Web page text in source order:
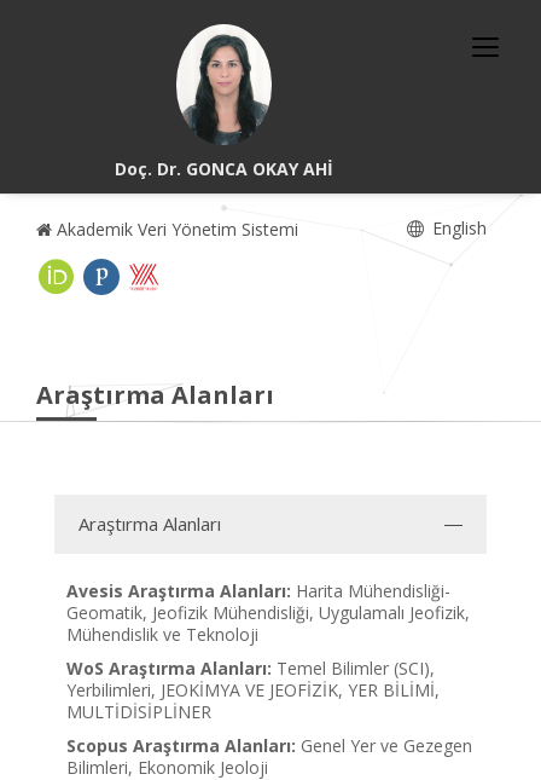
Doç. Dr. GONCA OKAY AHİ
Akademik Veri Yönetim Sistemi English
Araştırma Alanları
Araştırma Alanları
Avesis Araştırma Alanları: Harita Mühendisliği-
Geomatik, Jeofizik Mühendisliği, Uygulamalı Jeofizik,
Mühendislik ve Teknoloji
WoS Araştırma Alanları: Temel Bilimler (SCI),
Yerbilimleri, JEOKİMYA VE JEOFİZİK, YER BİLİMİ,
MULTİDİSİPLİNER
Scopus Araştırma Alanları: Genel Yer ve Gezegen
Bilimleri, Ekonomik Jeoloji